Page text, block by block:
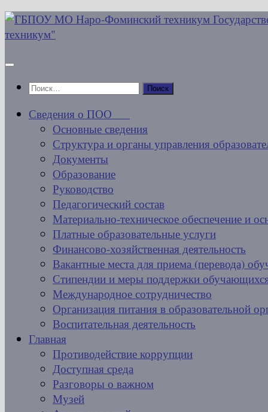
Перейти
к
Найти:
Сведения о ПОО
Основные сведения
Структура и органы управления
Документы
Образование
Руководство
Педагогический состав
Материально-техническое обеспечение и
Платные образовательные услуги
Финансово-хозяйственная деятельность
Вакантные места для приема (перевода)
Стипендии и меры поддержки
Международное сотрудничество
Организация питания в образовательной
Воспитательная деятельность
Главная
Противодействие коррупции
Доступная среда
Разговоры о важном
Музей